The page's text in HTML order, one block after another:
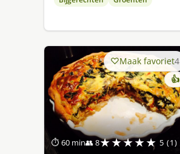
⏱ 60 min👥 8★★★★★ 5 (1)
Maak favoriet4
👍